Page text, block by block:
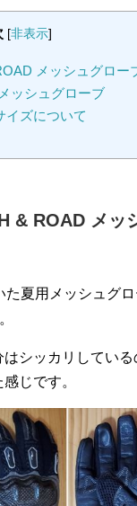
[非表示]
メッシュグロー
ッシュグローブ
イズについて
& ROAD メッ
た夏用メッシュグ
はシッカリしてい
じです。